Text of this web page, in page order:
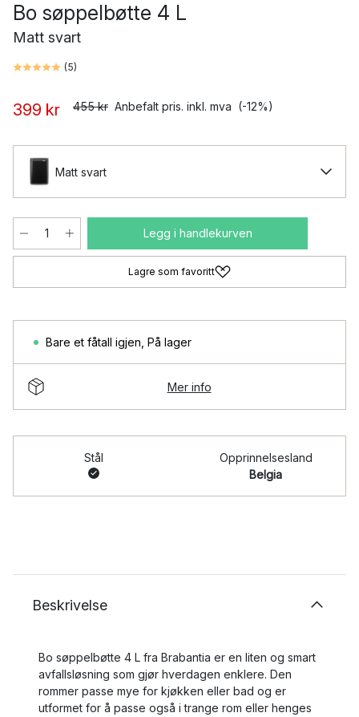
Bo søppelbøtte 4 L
Matt svart
(5)
399 kr 455 kr Anbefalt pris. inkl. mva (-12%)
Matt svart
Legg i handlekurven
Lagre som favoritt
Bare et fåtall igjen På lager
Mer info
Stål
Opprinnelsesland
Belgia
Beskrivelse
Bo søppelbøtte 4 L fra Brabantia er en liten og smart
avfallsløsning som gjør hverdagen enklere. Den
rommer passe mye for kjøkken eller bad og er
utformet for å passe også i trange rom eller henges